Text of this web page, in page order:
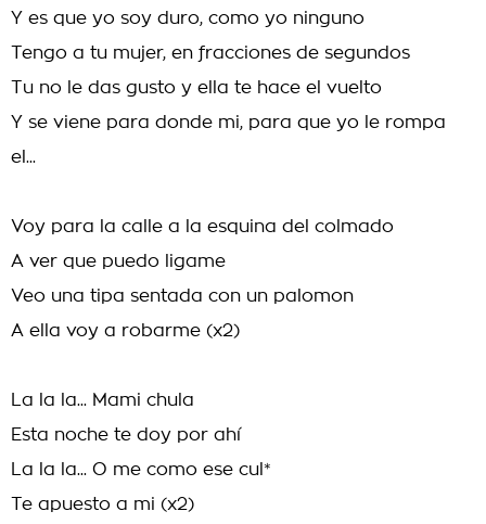
Y es que yo soy duro, como yo ninguno
Tengo a tu mujer, en fracciones de segundos
Tu no le das gusto y ella te hace el vuelto
Y se viene para donde mi, para que yo le rompa
el...
Voy para la calle a la esquina del colmado
A ver que puedo ligame
Veo una tipa sentada con un palomon
A ella voy a robarme (x2)
La la la... Mami chula
Esta noche te doy por ahí
La la la... O me como ese cul*
Te apuesto a mi (x2)